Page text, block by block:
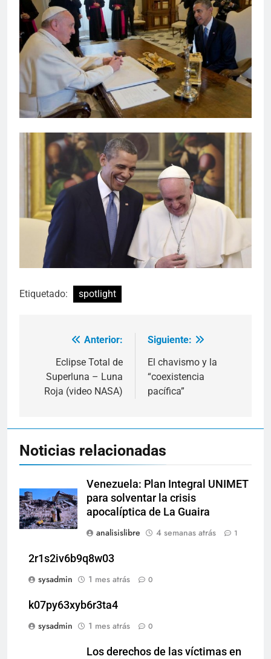
Etiquetado: spotlight
Navegación
entradas
Anterior:
Eclipse Total de
Superluna – Luna
Roja (video NASA)
Siguiente:
El chavismo y la
“coexistencia
pacífica”
Noticias relacionadas
Venezuela: Plan Integral UNIMET
para solventar la crisis
apocalíptica de La Guaira
analisislibre
4 semanas atrás 1
2r1s2iv6b9q8w03
sysadmin
1 mes atrás 0
k07py63xyb6r3ta4
sysadmin
1 mes atrás 0
Los derechos de las víctimas en